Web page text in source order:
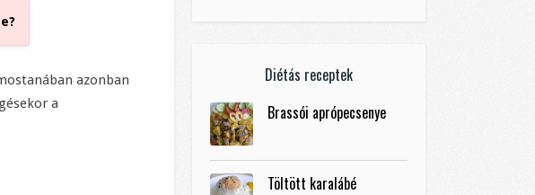
azonban
a
Diétás receptek
Brassói aprópecsenye
Töltött karalábé